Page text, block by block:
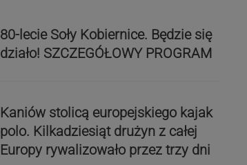
80-lecie Soły Kobiernice. Będzie się
działo! SZCZEGÓŁOWY PROGRAM
Kaniów stolicą europejskiego kajak
polo. Kilkadziesiąt drużyn z całej
Europy rywalizowało przez trzy dni